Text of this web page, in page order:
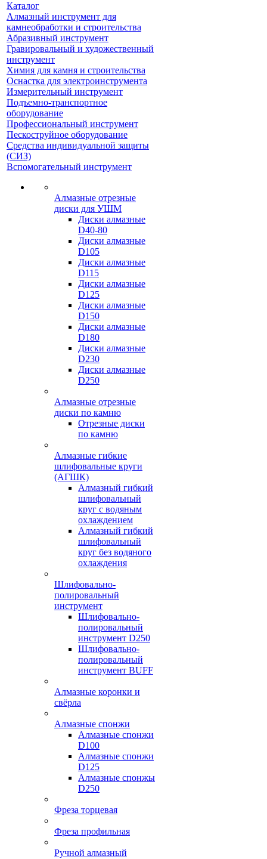
Каталог
Алмазный инструмент для
камнеобработки и строительства
Абразивный инструмент
Гравировальный и художественный
инструмент
Химия для камня и строительства
Оснастка для электроинструмента
Измерительный инструмент
Подъемно-транспортное
оборудование
Профессиональный инструмент
Пескоструйное оборудование
Средства индивидуальной защиты
(СИЗ)
Вспомогательный инструмент
Алмазные отрезные
диски для УШМ
Диски алмазные
D40-80
Диски алмазные
D105
Диски алмазные
D115
Диски алмазные
D125
Диски алмазные
D150
Диски алмазные
D180
Диски алмазные
D230
Диски алмазные
D250
Алмазные отрезные
диски по камню
Отрезные диски
по камню
Алмазные гибкие
шлифовальные круги
(АГШК)
Алмазный гибкий
шлифовальный
круг с водяным
охлаждением
Алмазный гибкий
шлифовальный
круг без водяного
охлаждения
Шлифовально-
полировальный
инструмент
Шлифовально-
полировальный
инструмент D250
Шлифовально-
полировальный
инструмент BUFF
Алмазные коронки и
свёрла
Алмазные спонжи
Алмазные спонжи
D100
Алмазные спонжи
D125
Алмазные спонжы
D250
Фреза торцевая
Фреза профильная
Ручной алмазный